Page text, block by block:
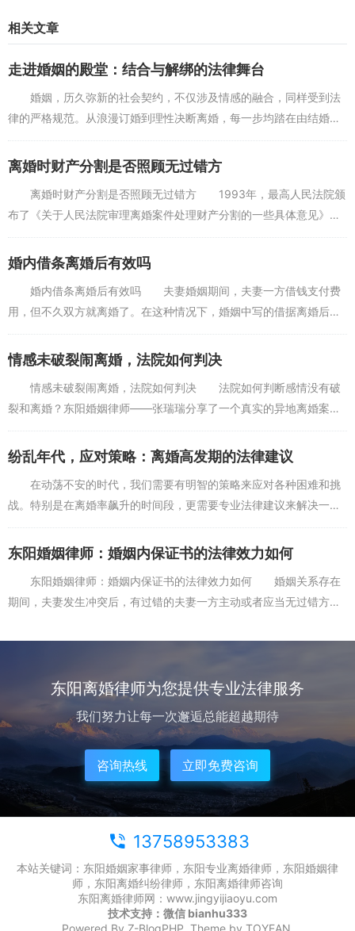
相关文章
走进婚姻的殿堂：结合与解绑的法律舞台
婚姻，历久弥新的社会契约，不仅涉及情感的融合，同样受到法
律的严格规范。从浪漫订婚到理性决断离婚，每一步均踏在由结婚条
件、婚前婚后协议、至终离婚程序等法律石板上。本文旨在揭开婚姻
与法律之间复杂而精致...
离婚时财产分割是否照顾无过错方
离婚时财产分割是否照顾无过错方 1993年，最高人民法院颁
布了《关于人民法院审理离婚案件处理财产分割的一些具体意见》，
规定:“人民法院审理离婚案件处理夫妻共同财产，应当……坚持男女平
等，保护妇女...
婚内借条离婚后有效吗
婚内借条离婚后有效吗 夫妻婚姻期间，夫妻一方借钱支付费
用，但不久双方就离婚了。在这种情况下，婚姻中写的借据离婚后是
否有效？东阳婚姻律师整理了一些知识： 结婚期间，丈夫侯先生
向妻子借了10万元，...
情感未破裂闹离婚，法院如何判决
情感未破裂闹离婚，法院如何判决 法院如何判断感情没有破
裂和离婚？东阳婚姻律师——张瑞瑞分享了一个真实的异地离婚案例:
结婚后，两个人住在一起是很自然的事情，但由于工作原因，两地长
期分居并不少见。王...
纷乱年代，应对策略：离婚高发期的法律建议
在动荡不安的时代，我们需要有明智的策略来应对各种困难和挑
战。特别是在离婚率飙升的时间段，更需要专业法律建议来解决一系
列问题。 在这个纷乱年代，我们周围的社会变得越来越复杂和多
元化。人们的价值观和...
东阳婚姻律师：婚姻内保证书的法律效力如何
东阳婚姻律师：婚姻内保证书的法律效力如何 婚姻关系存在
期间，夫妻发生冲突后，有过错的夫妻一方主动或者应当无过错方及
介绍以下问题： 保...
东阳离婚律师为您提供专业法律服务
我们努力让每一次邂逅总能超越期待
咨询热线 立即免费咨询
13758953383
本站关键词：东阳婚姻家事律师，东阳专业离婚律师，东阳婚姻律
师，东阳离婚纠纷律师，东阳离婚律师咨询
东阳离婚律师网：www.jingyijiaoyu.com
技术支持：微信 bianhu333
Powered By Z-BlogPHP . Theme by TOYEAN